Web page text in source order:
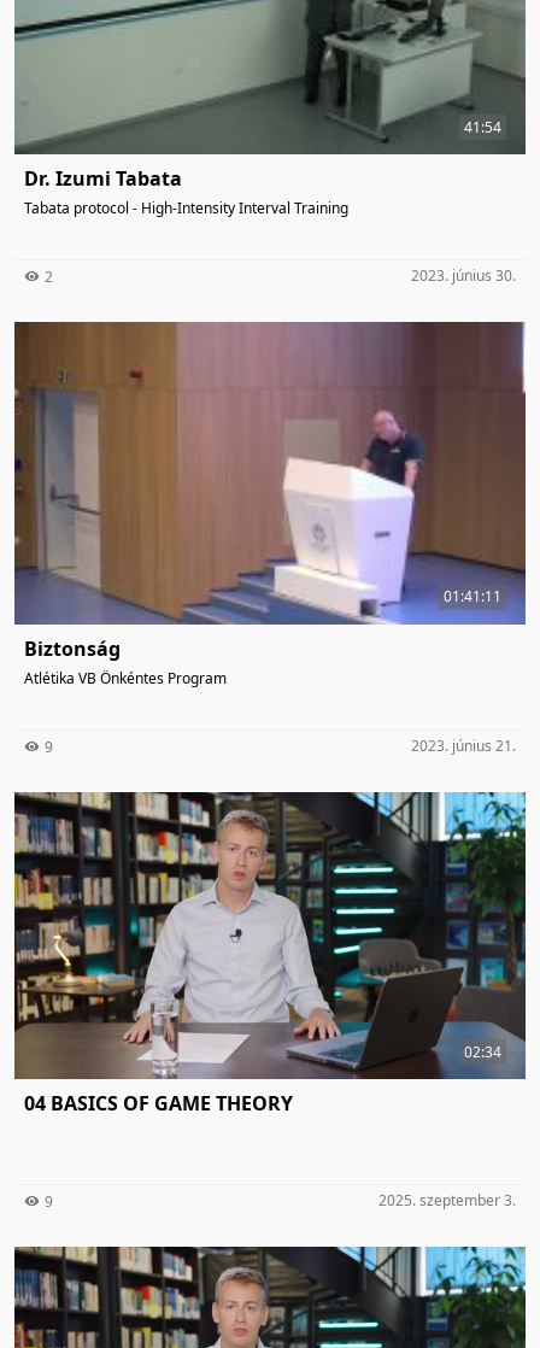
41:54
Dr. Izumi Tabata
Tabata protocol - High-Intensity Interval Training
2 2023. június 30.
01:41:11
Biztonság
Atlétika VB Önkéntes Program
9 2023. június 21.
02:34
04 BASICS OF GAME THEORY
9 2025. szeptember 3.